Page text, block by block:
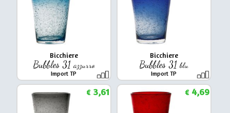
Bicchiere
Bubbles 31 azzurro
Import TP
Bicchiere
Bubbles 31blu
Import TP
€3,61 €4,69